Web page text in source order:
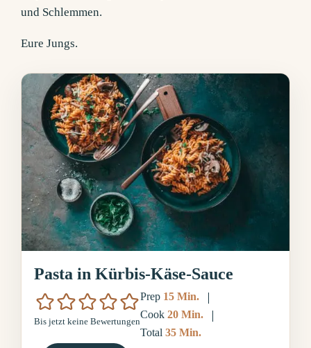
und Schlemmen.
Eure Jungs.
Pasta in Kürbis-Käse-Sauce
Bis jetzt keine Bewertungen
Prep 15Minuten
Min.
Cook20Minuten
Min.
Total35Minuten
Min.